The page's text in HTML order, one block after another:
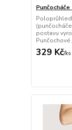
postavu
329 Kč/ks